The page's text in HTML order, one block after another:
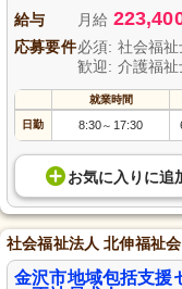
給与 月給
応募要件必須: 社会福
歓迎: 介護福祉
就業時間
日勤 8:30～ 17:30
お気に入り に追
社会福祉法人 北伸福祉会
金沢市地域包括支援